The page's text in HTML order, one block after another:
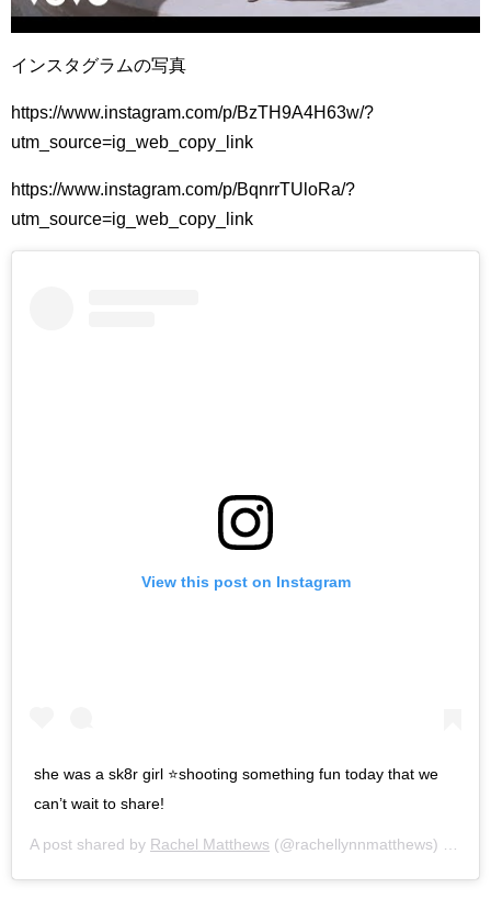
インスタグラムの写真
https://www.instagram.com/p/BzTH9A4H63w/?
utm_source=ig_web_copy_link
https://www.instagram.com/p/BqnrrTUloRa/?
utm_source=ig_web_copy_link
View this post on Instagram
she was a sk8r girl ⭐️shooting something fun today that we
can’t wait to share!
A post shared by Rachel Matthews (@rachellynnmatthews) on